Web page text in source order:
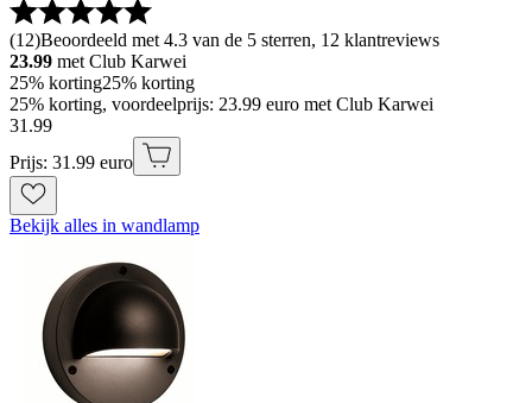
(12)Beoordeeld met 4.3 van de 5 sterren, 12 klantreviews
23.99 met Club Karwei
25% korting25% korting
25% korting, voordeelprijs: 23.99 euro met Club Karwei
31 .99
Prijs: 31.99 euro
Bekijk alles in wandlamp